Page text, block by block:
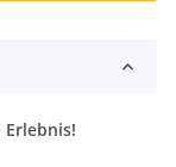
Erlebnis!